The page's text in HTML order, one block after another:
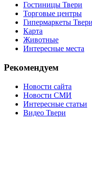
Гостиницы Твери
Торговые центры
Гипермаркеты Твери
Карта
Животные
Интересные места
Рекомендуем
Новости сайта
Новости СМИ
Интересные статьи
Видео Твери